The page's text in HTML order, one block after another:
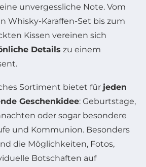
unvergessliche Note. Vom
Whisky-Karaffen-Set bis zum
Kissen vereinen sich
Details zu einem
Sortiment bietet für jeden
Geschenkidee: Geburtstage,
oder sogar besondere
und Kommunion. Besonders
die Möglichkeiten, Fotos,
Botschaften auf